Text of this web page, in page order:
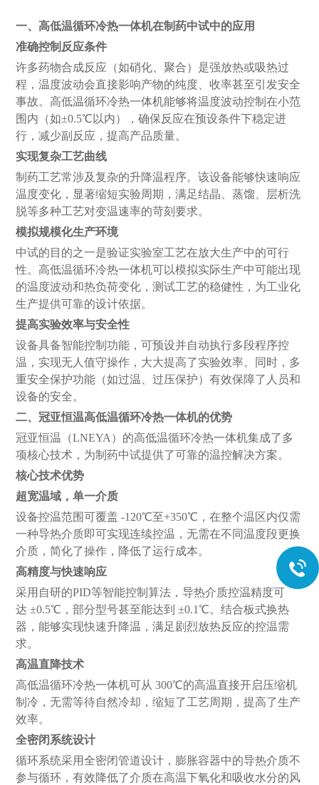
一、高低温循环冷热一体机在制药中试中的应用
准确控制反应条件
许多药物合成反应（如硝化、聚合）是强放热或吸热过
程，温度波动会直接影响产物的纯度、收率甚至引发安全
事故。高低温循环冷热一体机能够将温度波动控制在小范
围内（如±0.5℃以内），确保反应在预设条件下稳定进
行，减少副反应，提高产品质量。
实现复杂工艺曲线
制药工艺常涉及复杂的升降温程序。该设备能够快速响应
温度变化，显著缩短实验周期，满足结晶、蒸馏、层析洗
脱等多种工艺对变温速率的苛刻要求。
模拟规模化生产环境
中试的目的之一是验证实验室工艺在放大生产中的可行
性。高低温循环冷热一体机可以模拟实际生产中可能出现
的温度波动和热负荷变化，测试工艺的稳健性，为工业化
生产提供可靠的设计依据。
提高实验效率与安全性
设备具备智能控制功能，可预设并自动执行多段程序控
温，实现无人值守操作，大大提高了实验效率。同时，多
重安全保护功能（如过温、过压保护）有效保障了人员和
设备的安全。
二、冠亚恒温高低温循环冷热一体机的优势
冠亚恒温（LNEYA）的高低温循环冷热一体机集成了多
项核心技术，为制药中试提供了可靠的温控解决方案。
核心技术优势
超宽温域，单一介质
设备控温范围可覆盖 -120℃至+350℃，在整个温区内仅需
一种导热介质即可实现连续控温，无需在不同温度段更换
介质，简化了操作，降低了运行成本。
高精度与快速响应
采用自研的PID等智能控制算法，导热介质控温精度可
达 ±0.5℃，部分型号甚至能达到 ±0.1℃。结合板式换热
器，能够实现快速升降温，满足剧烈放热反应的控温需
求。
高温直降技术
高低温循环冷热一体机可从 300℃的高温直接开启压缩机
制冷，无需等待自然冷却，缩短了工艺周期，提高了生产
效率。
全密闭系统设计
循环系统采用全密闭管道设计，膨胀容器中的导热介质不
参与循环，有效降低了介质在高温下氧化和吸收水分的风